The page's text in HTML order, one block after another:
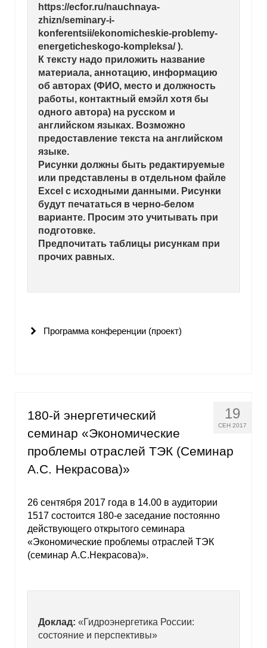
https://ecfor.ru/nauchnaya-
zhizn/seminary-i-
konferentsii/ekonomicheskie-problemy-
energeticheskogo-kompleksa/ ).
К тексту надо приложить название
материала, аннотацию, информацию
об авторах (ФИО, место и должность
работы, контактный емэйл хотя бы
одного автора) на русском и
английском языках. Возможно
предоставление текста на английском
языке.
Рисунки должны быть редактируемые
или представлены в отдельном файле
Excel с исходными данными. Рисунки
будут печататься в черно-белом
варианте. Просим это учитывать при
подготовке.
Предпочитать таблицы рисункам при
прочих равных.
Программа конференции (проект)
19
СЕН 2017
180-й энергетический
семинар «Экономические
проблемы отраслей ТЭК (Семинар
А.С. Некрасова)»
26 сентября 2017 года в 14.00 в аудитории
1517 состоится 180-е заседание постоянно
действующего открытого семинара
«Экономические проблемы отраслей ТЭК
(семинар А.С.Некрасова)».
Доклад: «Гидроэнергетика России:
состояние и перспективы»